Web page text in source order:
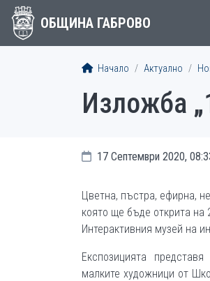
ОБЩИНА ГАБРОВО
Начало Актуално
Изложба
17 Септември 2020,
Цветна, пъстра, ефирна,
която ще бъде открита на
Интерактивния музей на
Експозицията
малките художници от